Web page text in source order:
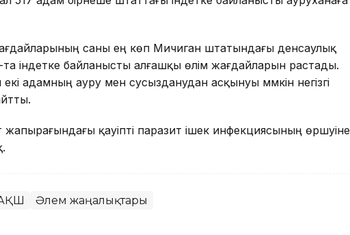
саны ең көп Мичиган штатындағы денсаулық
індетке байланысты алғашқы өлім жағдайларын растады.
адамның ауру мен сусызданудан асқынуы мүмкін негізгі
қауіпті паразит ішек инфекциясының өршуіне
Әлем жаңалықтары